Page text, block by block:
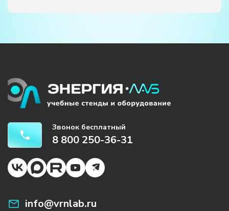
Звонок бесплатный
8 800 250-36-31
info@vrnlab.ru